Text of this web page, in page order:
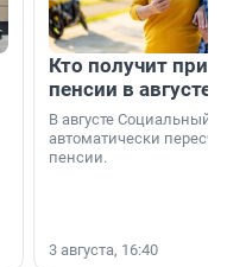
Кто получит
пенсии в августе
В августе Социальный
автоматически
пенсии.
3 августа, 16:40